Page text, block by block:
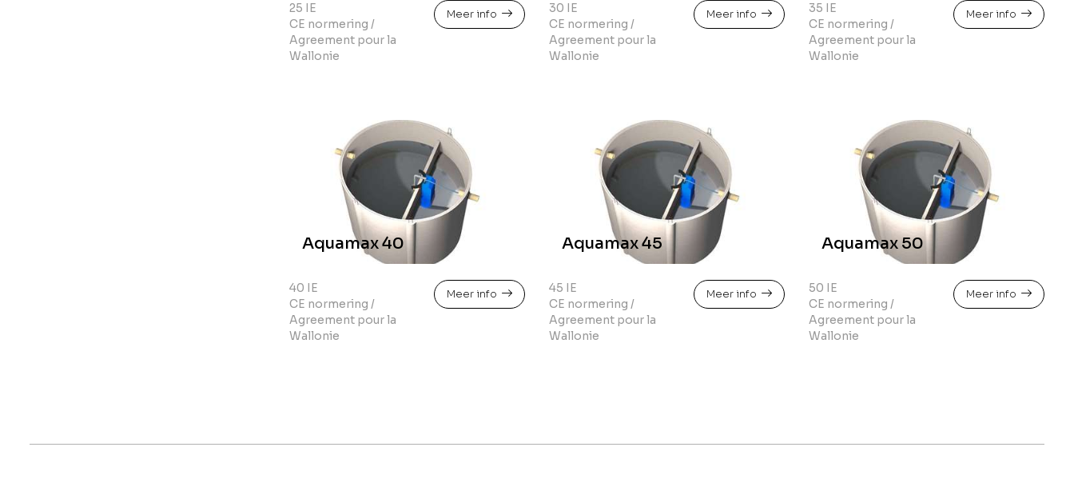
25 IE
CE normering /
Agreement pour la
Wallonie
Meer info
30 IE
CE normering /
Agreement pour la
Wallonie
Meer info
35 IE
CE normering /
Agreement pour la
Wallonie
Meer info
Aquamax 40
40 IE
CE normering /
Agreement pour la
Wallonie
Meer info
Aquamax 45
45 IE
CE normering /
Agreement pour la
Wallonie
Meer info
Aquamax 50
50 IE
CE normering /
Agreement pour la
Wallonie
Meer info